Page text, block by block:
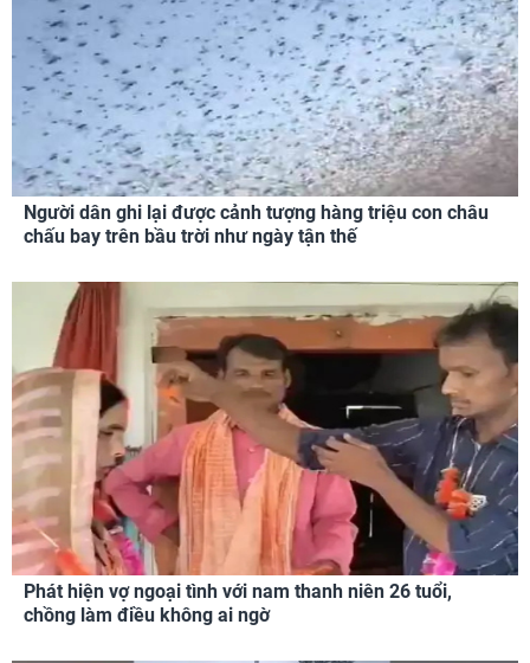
Người dân ghi lại được cảnh tượng hàng triệu con châu
chấu bay trên bầu trời như ngày tận thế
Phát hiện vợ ngoại tình với nam thanh niên 26 tuổi,
chồng làm điều không ai ngờ